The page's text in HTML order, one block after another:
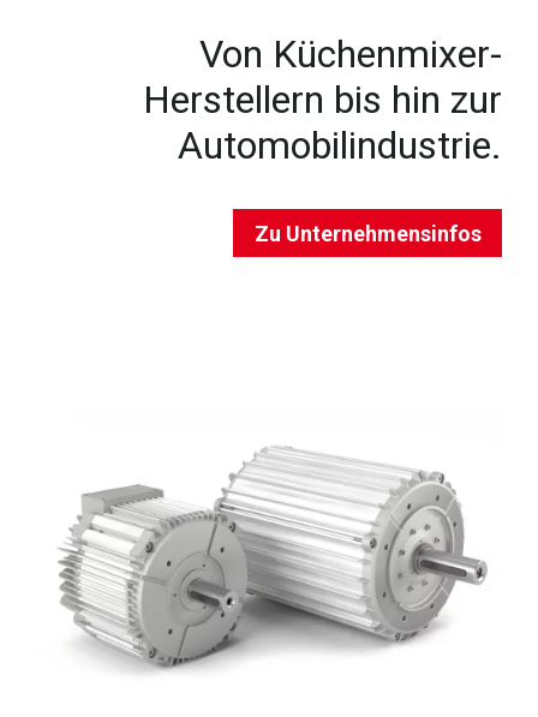
Von Küchenmixer-
Herstellern bis hin zur
Automobilindustrie.
Zu Unternehmensinfos